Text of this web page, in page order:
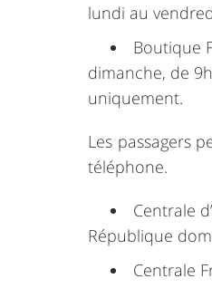
lundi au
Boutique
dimanche, de
uniquement.
Les passagers
téléphone.
Centrale
République
Centrale